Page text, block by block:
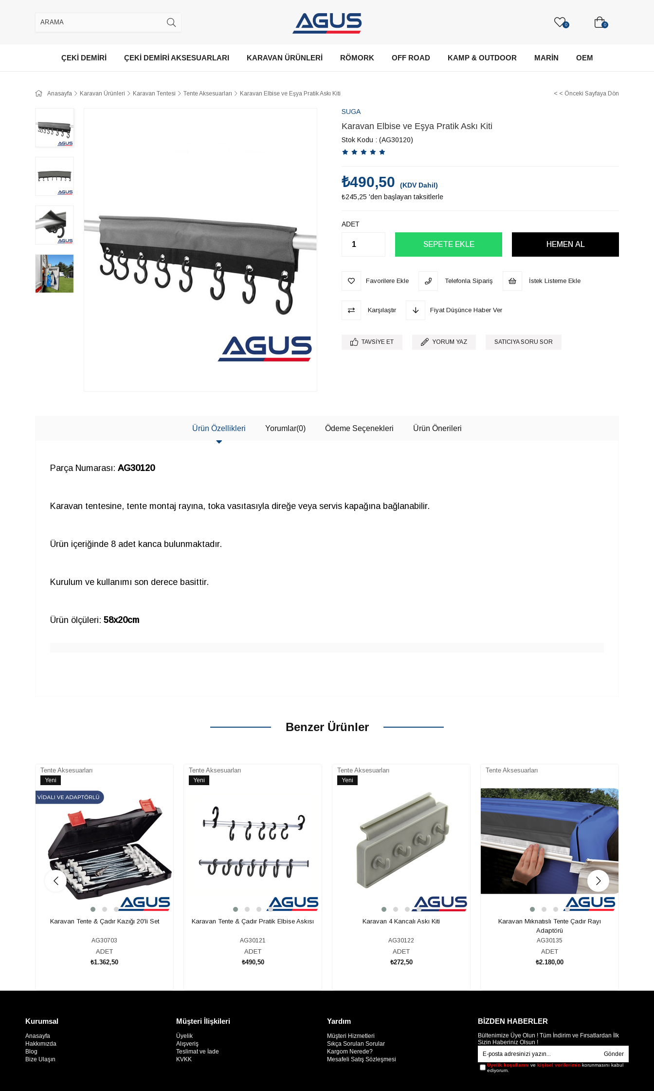
0 0
ÇEKİ DEMİRİ ÇEKİ DEMİRİ AKSESUARLARI KARAVAN ÜRÜNLERİ RÖMORK OFF ROAD KAMP & OUTDOOR MARİN OEM
Anasayfa Karavan Ürünleri Karavan Tentesi Tente Aksesuarları Karavan Elbise ve Eşya Pratik Askı Kiti < < Önceki Sayfaya Dön
SUGA
Karavan Elbise ve Eşya Pratik Askı Kiti
Stok Kodu (AG30120)
₺490,50
(KDV Dahil)
₺245,25 'den başlayan taksitlerle
ADET
Favorilere Ekle Telefonla Sipariş İstek Listeme Ekle
Karşılaştır Fiyat Düşünce Haber Ver
TAVSIYE ET YORUM YAZ SATICIYA SORU SOR
Ürün Özellikleri Yorumlar(0) Ödeme Seçenekleri Ürün Önerileri
Parça Numarası: AG30120
Karavan tentesine, tente montaj rayına, toka vasıtasıyla direğe veya servis kapağına bağlanabilir.
Ürün içeriğinde 8 adet kanca bulunmaktadır.
Kurulum ve kullanımı son derece basittir.
Ürün ölçüleri: 58x20cm
Benzer Ürünler
Tente Aksesuarları
Yeni
Ürün
Karavan Tente & Çadır Kazığı 20'li Set
AG30703
ADET
₺1.362,50
Tente Aksesuarları
Yeni
Karavan Tente & Çadır Pratik Elbise Askısı
AG30121
ADET
₺490,50
Tente Aksesuarları
Yeni
Karavan 4 Kancalı Askı Kiti
AG30122
ADET
₺272,50
Tente Aksesuarları
Karavan Mıknatıslı Tente Çadır Rayı
Adaptörü
AG30135
ADET
₺2.180,00
Kurumsal
Anasayfa
Hakkımızda
Blog
Bize Ulaşın
Müşteri İlişkileri
Üyelik
Alışveriş
Teslimat ve İade
KVKK
Yardım
Müşteri Hizmetleri
Sıkça Sorulan Sorular
Kargom Nerede?
Mesafeli Satış Sözleşmesi
BİZDEN HABERLER
Bültenimize Üye Olun ! Tüm İndirim ve Fırsatlardan İlk
Sizin Haberiniz Olsun !
Gönder
Üyelik koşullarını ve kişisel verileriminkorunmasını kabul
ediyorum.